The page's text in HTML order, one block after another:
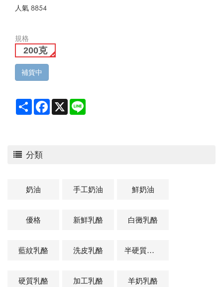
分類
奶油 手工奶油 鮮奶油
優格 新鮮乳酪 白黴乳酪
藍紋乳酪 洗皮乳酪 半硬質乳酪
硬質乳酪 加工乳酪 羊奶乳酪
人氣 8854
規格
200克
補貨中
Share Facebook
X